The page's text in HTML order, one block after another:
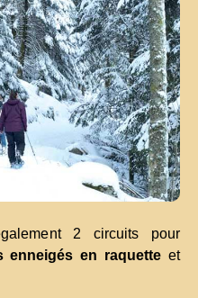
2 circuits pour
enneigés en raquette et